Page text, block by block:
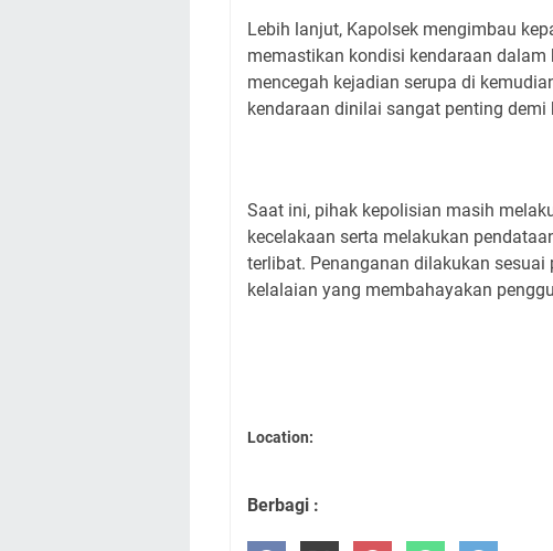
Lebih lanjut, Kapolsek mengimbau
memastikan kondisi kendaraan
mencegah kejadian serupa di
kendaraan dinilai sangat penting demi
Saat ini, pihak kepolisian masih
kecelakaan serta melakukan
terlibat. Penanganan dilakukan
kelalaian yang membahayakan
Location:
Berbagi :